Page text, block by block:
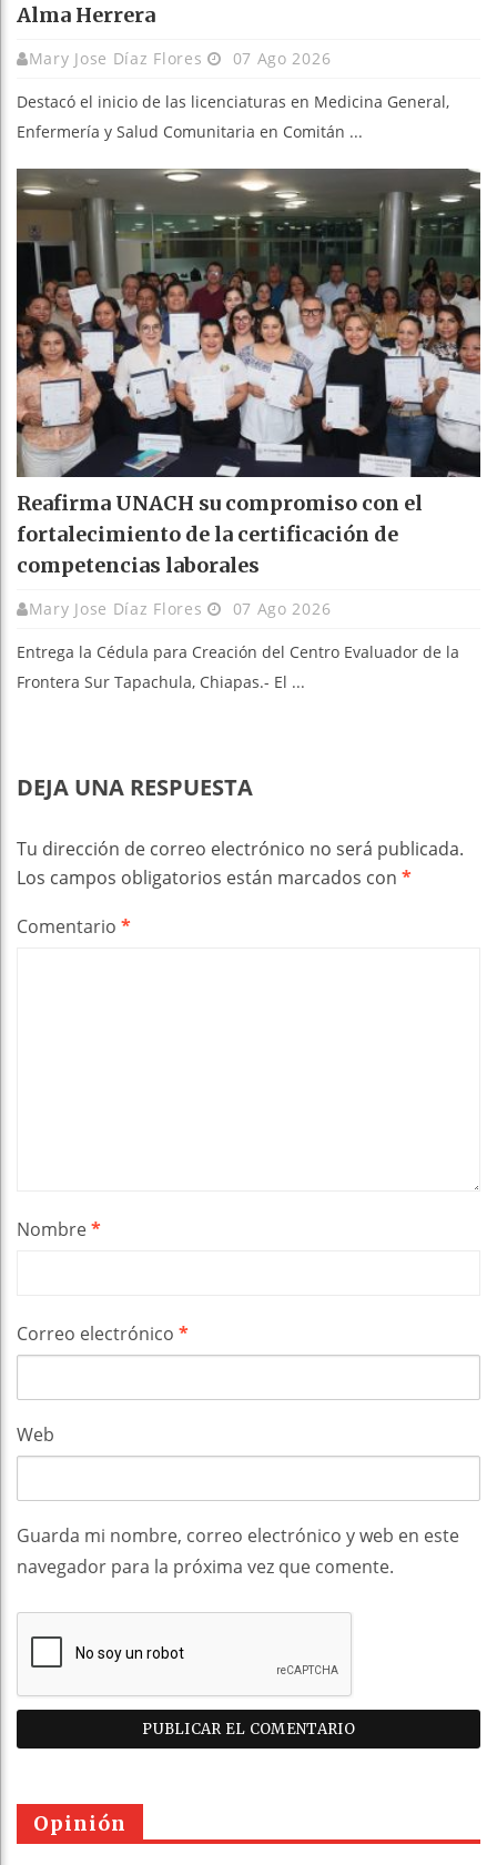
Alma Herrera
Mary Jose Díaz Flores 07 Ago 2026
Destacó el inicio de las licenciaturas en Medicina General,
Enfermería y Salud Comunitaria en Comitán ...
Reafirma UNACH su compromiso con el
fortalecimiento de la certificación de
competencias laborales
Mary Jose Díaz Flores 07 Ago 2026
Entrega la Cédula para Creación del Centro Evaluador de la
Frontera Sur Tapachula, Chiapas.- El ...
DEJA UNA RESPUESTA
Tu dirección de correo electrónico no será publicada.
Los campos obligatorios están marcados con *
Comentario *
Nombre*
Correo electrónico *
Web
Guarda mi nombre, correo electrónico y web en este
navegador para la próxima vez que comente.
Opinión